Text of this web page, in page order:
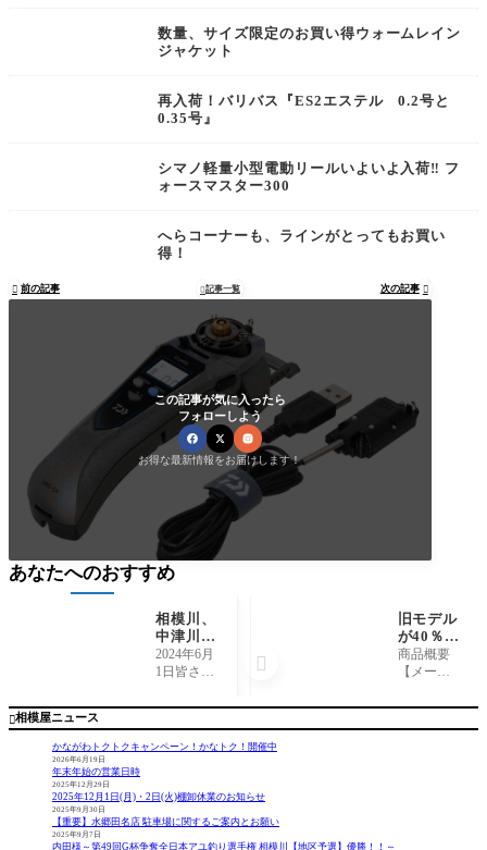
数量、サイズ限定のお買い得ウォームレイン
ジャケット
再入荷！バリバス『ES2エステル 0.2号と
0.35号』
シマノ軽量小型電動リールいよいよ入荷‼︎ フ
ォースマスター300
へらコーナーも、ラインがとってもお買い
得！
 前の記事 記事一覧 次の記事 
この記事が気に入ったら
フォローしよう
お得な最新情報をお届けします！
相模屋ニュース
かながわトクトクキャンペーン！かなトク！開催中
2026年6月19日
年末年始の営業日時
2025年12月29日
2025年12月1日(月)・2日(火)棚卸休業のお知らせ
2025年9月30日
【重要】水郷田名店 駐車場に関するご案内とお願い
2025年9月7日
内田様～第49回G杯争奪全日本アユ釣り選手権 相模川【地区予選】優勝！！～
あなたへのおすすめ
相模川、
中津川の
鮎解禁情
報！
2024年6月
1日皆さん
待った鮎
す！相模
く、若干
ありまし
たがお天
旧モデル
が40％引
き！ダイ
ワ『クリ
CRTシリ
商品概要
【メーカ
イワ 【商
